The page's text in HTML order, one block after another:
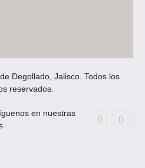
Degollado, Jalisco. Todos los
reservados.
en nuestras